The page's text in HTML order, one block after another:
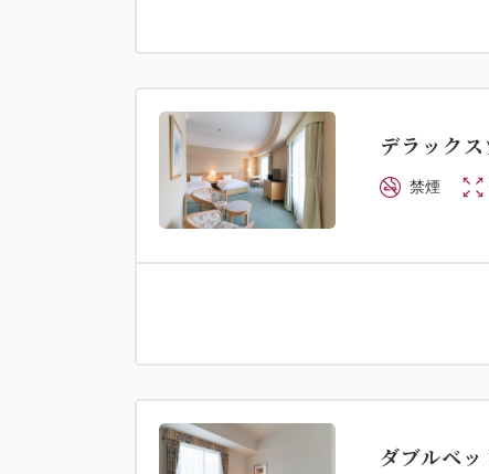
デラック
禁煙
ダブルベ